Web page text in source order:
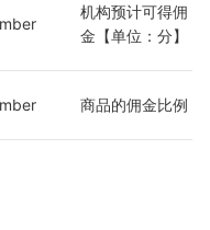
机构预计可得佣
金【单位：分】
商品的佣金比例